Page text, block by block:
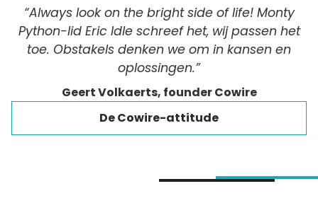
“Always look on the bright side of life! Monty
Python-lid Eric Idle schreef het, wij passen het
toe. Obstakels denken we om in kansen en
oplossingen.”
Geert Volkaerts, founder Cowire
De Cowire-attitude